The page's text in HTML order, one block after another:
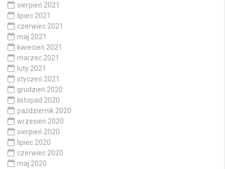
sierpień 2021
lipiec 2021
czerwiec 2021
maj 2021
kwiecień 2021
marzec 2021
luty 2021
styczeń 2021
grudzień 2020
listopad 2020
październik 2020
wrzesień 2020
sierpień 2020
lipiec 2020
czerwiec 2020
maj 2020